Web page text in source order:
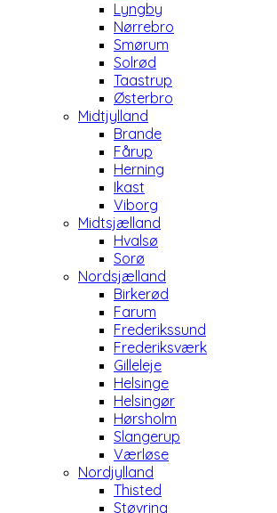
Lyngby
Nørrebro
Smørum
Solrød
Taastrup
Østerbro
Midtjylland
Brande
Fårup
Herning
Ikast
Viborg
Midtsjælland
Hvalsø
Sorø
Nordsjælland
Birkerød
Farum
Frederikssund
Frederiksværk
Gilleleje
Helsinge
Helsingør
Hørsholm
Slangerup
Værløse
Nordjylland
Thisted
Støvring